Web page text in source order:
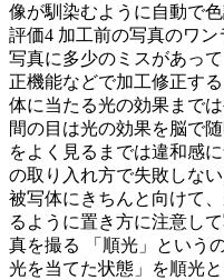
像が馴染むように自動で
評価4 加工前の写真のワ
写真に多少のミスがあっ
正機能などで加工修正す
体に当たる光の効果まで
間の目は光の効果を脳で
をよく見るまでは違和感
の取り入れ方で失敗しな
被写体にきちんと向けて
るように置き方に注意し
真を撮る 「順光」という
光を当てた状態」を順光